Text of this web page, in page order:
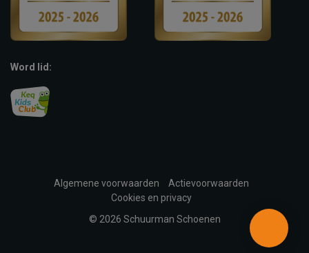
Word lid:
Algemene voorwaarden
Actievoorwaarden
Cookies en privacy
© 2026 Schuurman Schoenen